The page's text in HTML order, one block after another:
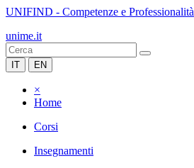
UNIFIND - Competenze e Professionalità
unime.it
IT EN
×
Home
Corsi
Insegnamenti